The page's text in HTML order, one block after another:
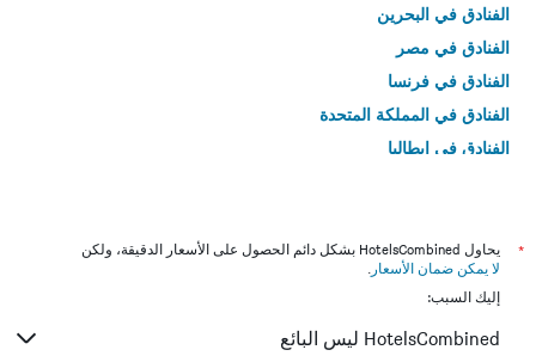
الفنادق في البحرين
الفنادق في مصر
الفنادق في فرنسا
الفنادق في المملكة المتحدة
الفنادق في إيطاليا
*
يحاول HotelsCombined بشكل دائم الحصول على الأسعار الدقيقة، ولكن
لا يمكن ضمان الأسعار .
إليك السبب:
HotelsCombined ليس البائع